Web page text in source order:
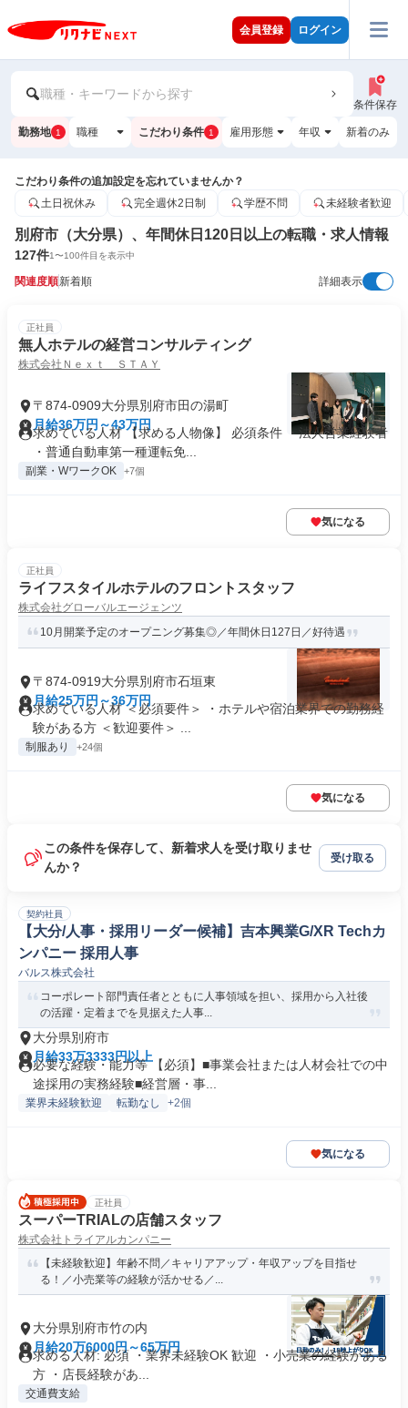
会員登録 ログイン
職種・キーワードから探す
条件保存
勤務地 1 職種 こだわり条件 1 雇用形態 年収 新着のみ
こだわり条件の追加設定を忘れていませんか？
土日祝休み
完全週休2日制 学歴不問 未経験者歓迎
別府市（大分県）、年間休日120日以上の転職・求人情報
127件1〜100件目を表示中
関連度順新着順 詳細表示
正社員
無人ホテルの経営コンサルティング
株式会社Ｎｅｘｔ ＳＴＡＹ
〒874-0909大分県別府市田の湯町
月給36万円～43万円
求めている人材 【求める人物像】 必須条件 ・法人営業経験者
・普通自動車第一種運転免...
副業・WワークOK +7個
気になる
正社員
ライフスタイルホテルのフロントスタッフ
株式会社グローバルエージェンツ
10月開業予定のオープニング募集◎／年間休日127日／好待遇
〒874-0919大分県別府市石垣東
月給25万円～36万円
求めている人材 ＜必須要件＞ ・ホテルや宿泊業界での勤務経
験がある方 ＜歓迎要件＞ ...
制服あり +24個
気になる
この条件を保存して、新着求人を受け取りませ
んか？
受け取る
契約社員
【大分/人事・採用リーダー候補】吉本興業G/XR Techカ
ンパニー 採用人事
バルス株式会社
コーポレート部門責任者とともに人事領域を担い、採用から入社後
の活躍・定着までを見据えた人事...
大分県別府市
月給33万3333円以上
必要な経験・能力等 【必須】■事業会社または人材会社での中
途採用の実務経験■経営層・事...
業界未経験歓迎 転勤なし +2個
気になる
正社員
スーパーTRIALの店舗スタッフ
株式会社トライアルカンパニー
【未経験歓迎】年齢不問／キャリアアップ・年収アップを目指せ
る！／小売業等の経験が活かせる／...
大分県別府市竹の内
月給20万6000円～65万円
求める人材: 必須 ・業界未経験OK 歓迎 ・小売業の経験がある
方 ・店長経験があ...
交通費支給